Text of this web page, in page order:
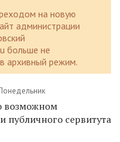
на новую
администрации
больше не
архивный режим.
возможном
публичного сервитута